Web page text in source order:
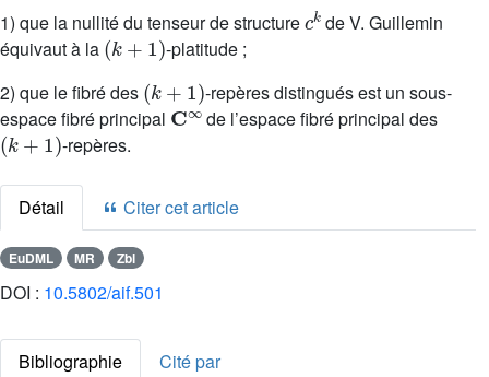
1) que la nullité du tenseur de structure
k
de V. Guillemin
équivaut à la
(k+1 )
-platitude ;
2) que le fibré des
-repères distingués est un sous-
espace fibré principal
C ∞
de l’espace fibré principal des
(k+1)
-repères.
Détail Citer cet article
EuDML MR Zbl
DOI : 10.5802/aif.501
Bibliographie
Cité par